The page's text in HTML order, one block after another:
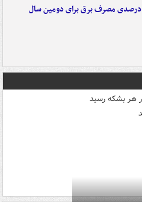
کاهش ۳ درصدی مصرف برق برای دومین سال